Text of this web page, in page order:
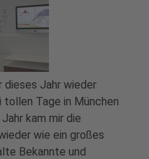
dieses Jahr wieder
Tage in München
kam mir die
wie ein großes
Bekannte und